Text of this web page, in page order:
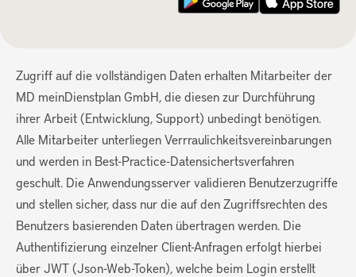
Zugriff auf die vollständigen Daten erhalten Mitarbeiter der
MD meinDienstplan GmbH, die diesen zur Durchführung
ihrer Arbeit (Entwicklung, Support) unbedingt benötigen.
Alle Mitarbeiter unterliegen Verrraulichkeitsvereinbarungen
und werden in Best-Practice-Datensichertsverfahren
geschult. Die Anwendungsserver validieren Benutzerzugriffe
und stellen sicher, dass nur die auf den Zugriffsrechten des
Benutzers basierenden Daten übertragen werden. Die
Authentifizierung einzelner Client-Anfragen erfolgt hierbei
über JWT (Json-Web-Token), welche beim Login erstellt